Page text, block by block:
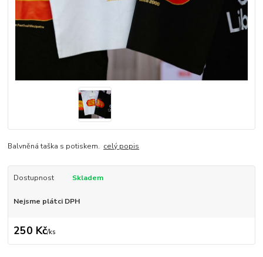
Balvněná taška s potiskem. celý popis
Dostupnost Skladem
Nejsme plátci DPH
250 Kč/ks